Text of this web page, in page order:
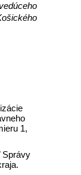
1,
Správy